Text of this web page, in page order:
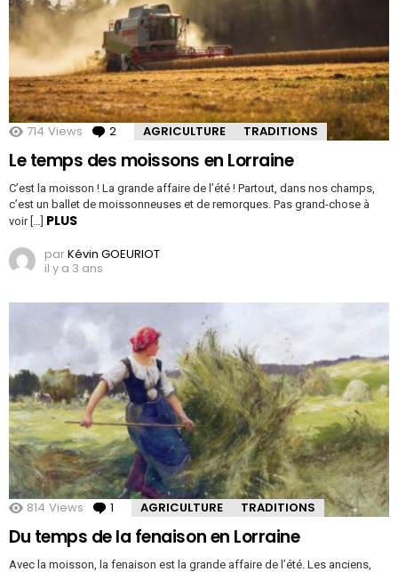
714 Views 2 Comments
AGRICULTURE TRADITIONS
Le temps des moissons en Lorraine
C’est la moisson ! La grande affaire de l’été ! Partout, dans nos champs,
c’est un ballet de moissonneuses et de remorques. Pas grand-chose à
voir […] PLUS
parKévin GOEURIOT
il y a 3 ans
814 Views 1 Comment
AGRICULTURE TRADITIONS
Du temps de la fenaison en Lorraine
Avec la moisson, la fenaison est la grande affaire de l’été. Les anciens,